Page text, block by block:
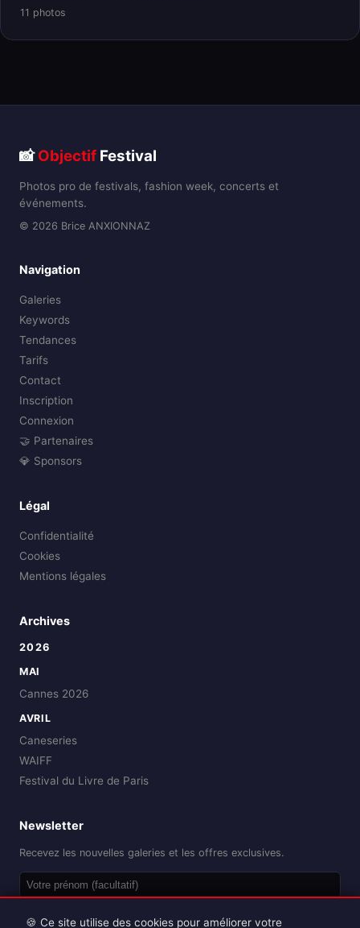
11 photos
📸Objectif Festival
Photos pro de festivals, fashion week, concerts et
événements.
© 2026 Brice ANXIONNAZ
Navigation
Galeries
Keywords
Tendances
Tarifs
Contact
Inscription
Connexion
🤝 Partenaires
💎 Sponsors
Légal
Confidentialité
Cookies
Mentions légales
Archives
2026
MAI
Cannes 2026
AVRIL
Caneseries
WAIFF
Festival du Livre de Paris
Newsletter
Recevez les nouvelles galeries et les offres exclusives.
🍪 Ce site utilise des cookies pour améliorer votre